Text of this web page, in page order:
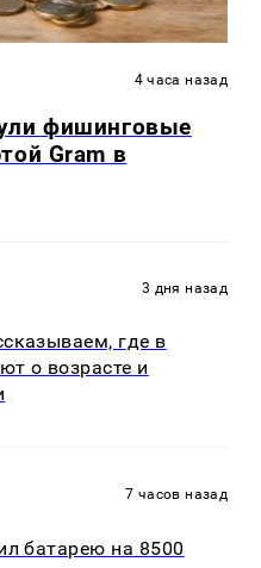
4 часа назад
фишинговые
Gram в
3 дня назад
где в
о возрасте и
7 часов назад
батарею на 8500